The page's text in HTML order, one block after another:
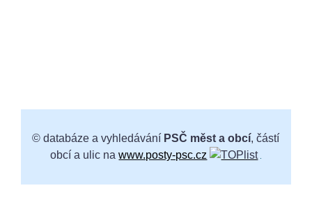
© databáze a vyhledávání PSČ měst a obcí, částí
obcí a ulic nawww.posty-psc.cz